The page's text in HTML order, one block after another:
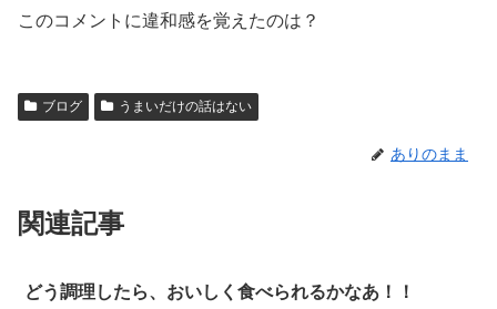
このコメントに違和感を覚えたのは？
ブログ うまいだけの話はない
ありのまま
関連記事
どう調理したら、おいしく食べられるかなあ！！